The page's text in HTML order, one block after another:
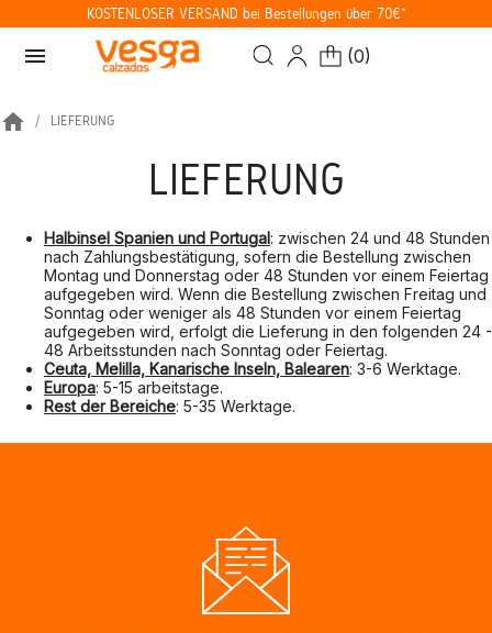
KOSTENLOSER VERSAND bei Bestellungen über 70€*
menu (0)
home LIEFERUNG
LIEFERUNG
Halbinsel Spanien und Portugal: zwischen 24 und 48 Stunden
nach Zahlungsbestätigung, sofern die Bestellung zwischen
Montag und Donnerstag oder 48 Stunden vor einem Feiertag
aufgegeben wird. Wenn die Bestellung zwischen Freitag und
Sonntag oder weniger als 48 Stunden vor einem Feiertag
aufgegeben wird, erfolgt die Lieferung in den folgenden 24 -
48 Arbeitsstunden nach Sonntag oder Feiertag.
Ceuta, Melilla, Kanarische Inseln, Balearen: 3-6 Werktage.
Europa: 5-15 arbeitstage.
Rest der Bereiche: 5-35 Werktage.